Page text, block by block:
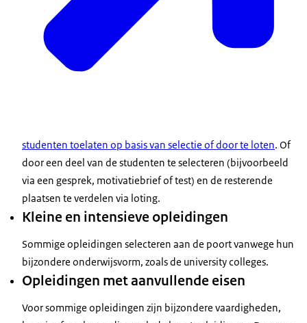
Zoek een opleiding
Archeologie Wiskunde
European studies
Voice-over:
advies geeft. Daarna kan je je nog voor een andere
opleiding aanmelden.
Beeldtekst:
Dyslexie
Mantelzorg
Chronische Ziekte
www.hogeronderwijstoegankelijkheid.nl
Voice-over
Heb je tijdens je opleiding extra ondersteuning
nodig? Bekijk
studenten toelaten op basis van selectie of door te loten. Of
door een deel van de studenten te selecteren (bijvoorbeeld
via een gesprek, motivatiebrief of test) en de resterende
plaatsen te verdelen via loting.
Kleine en intensieve opleidingen
Sommige opleidingen selecteren aan de poort vanwege hun
bijzondere onderwijsvorm, zoals de university colleges.
Opleidingen met aanvullende eisen
Voor sommige opleidingen zijn bijzondere vaardigheden,